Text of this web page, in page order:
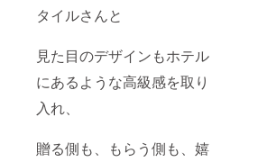
タイルさんと
見た目のデザインもホテル
にあるような高級感を取り
入れ、
贈る側も、もらう側も、嬉